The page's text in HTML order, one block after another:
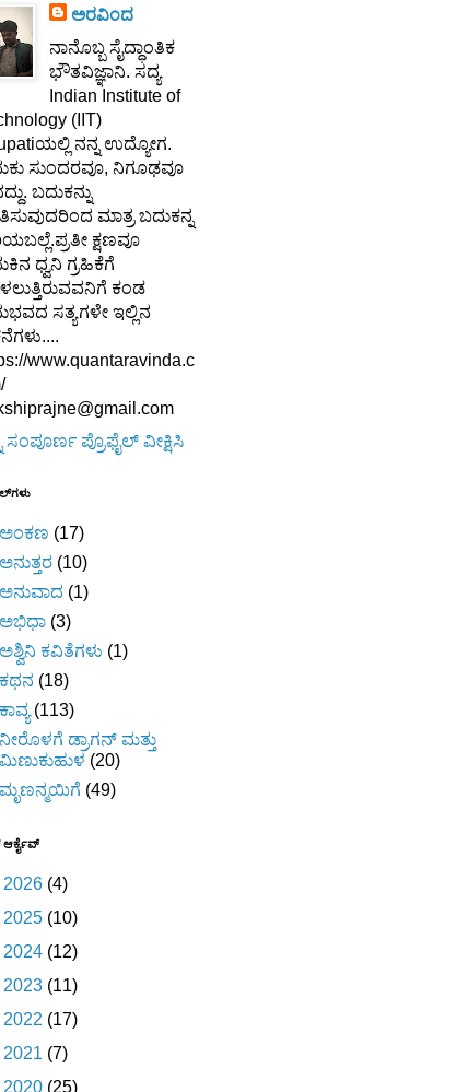
ಅರವಿಂದ
ನಾನೊಬ್ಬ ಸೈದ್ಧಾಂತಿಕ
ಭೌತವಿಜ್ಞಾನಿ. ಸದ್ಯ
Indian Institute of
(IIT)
ನನ್ನ ಉದ್ಯೋಗ.
ಸುಂದರವೂ, ನಿಗೂಢವೂ
ಬದುಕನ್ನು
ಮಾತ್ರ ಬದುಕನ್ನ
ಕ್ಷಣವೂ
ಧ್ವನಿ ಗ್ರಹಿಕೆಗೆ
ಕಂಡ
ಸತ್ಯಗಳೇ ಇಲ್ಲಿನ
www.quantaravinda.c
ಸಂಪೂರ್ಣ ಪ್ರೊಫೈಲ್ ವೀಕ್ಷಿಸಿ
ಅಂಕಣ (17)
ಅನುತ್ತರ (10)
ಅನುವಾದ (1)
ಅಭಿಧಾ (3)
ಅಶ್ವಿನಿ ಕವಿತೆಗಳು (1)
ಕಥನ (18)
ಕಾವ್ಯ (113)
ನೀರೊಳಗೆ ಡ್ರಾಗನ್ ಮತ್ತು
ಮಿಣುಕುಹುಳ (20)
ಮೃಣನ್ಮಯಿಗೆ (49)
ಆರ್ಕೈವ್
2026 (4)
2025 (10)
2024 (12)
2023 (11)
2022 (17)
2021 (7)
2020 (25)